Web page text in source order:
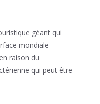
géant qui
mondiale
raison du
qui peut être